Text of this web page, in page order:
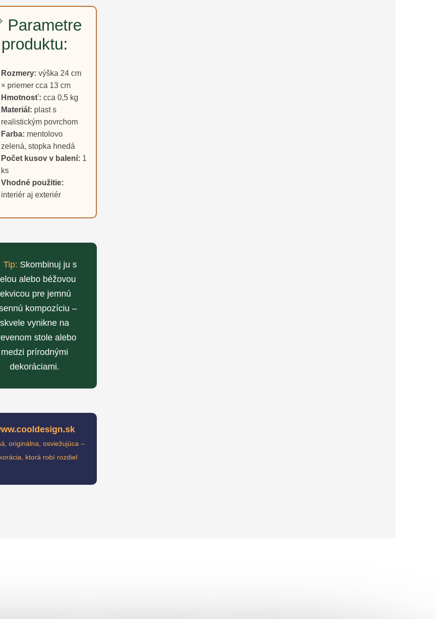
Parametre
produktu:
Rozmery: výška 24 cm
× priemer cca 13 cm
Hmotnosť: cca 0,5 kg
Materiál: plast s
realistickým povrchom
Farba: mentolovo
zelená, stopka hnedá
Počet kusov v balení: 1
ks
Vhodné použitie:
interiér aj exteriér
Tip: Skombinuj ju s
alebo béžovou
pre jemnú
kompozíciu –
skvele vynikne na
stole alebo
medzi prírodnými
dekoráciami.
originálna, osviežujúca –
ktorá robí rozdiel